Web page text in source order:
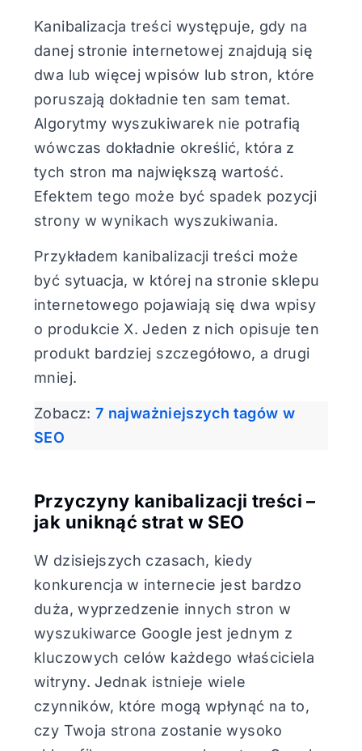
Kanibalizacja treści występuje, gdy na
danej stronie internetowej znajdują się
dwa lub więcej wpisów lub stron, które
poruszają dokładnie ten sam temat.
Algorytmy wyszukiwarek nie potrafią
wówczas dokładnie określić, która z
tych stron ma największą wartość.
Efektem tego może być spadek pozycji
strony w wynikach wyszukiwania.
Przykładem kanibalizacji treści może
być sytuacja, w której na stronie sklepu
internetowego pojawiają się dwa wpisy
o produkcie X. Jeden z nich opisuje ten
produkt bardziej szczegółowo, a drugi
mniej.
Zobacz: 7 najważniejszych tagów w
SEO
Przyczyny kanibalizacji treści –
jak uniknąć strat w SEO
W dzisiejszych czasach, kiedy
konkurencja w internecie jest bardzo
duża, wyprzedzenie innych stron w
wyszukiwarce Google jest jednym z
kluczowych celów każdego właściciela
witryny. Jednak istnieje wiele
czynników, które mogą wpłynąć na to,
czy Twoja strona zostanie wysoko